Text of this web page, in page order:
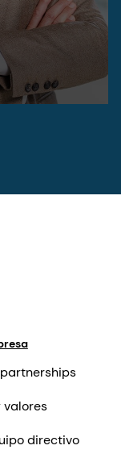
valores
directivo